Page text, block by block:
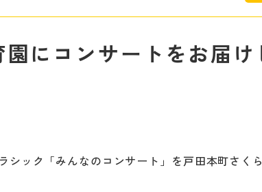
にコンサートをお届け
シック「みんなのコンサート」を戸田本町さく